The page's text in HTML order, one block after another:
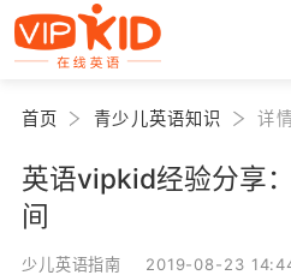
首页 青少儿英语知识 详
英语vipkid经验分享
间
少儿英语指南 2019-08-23